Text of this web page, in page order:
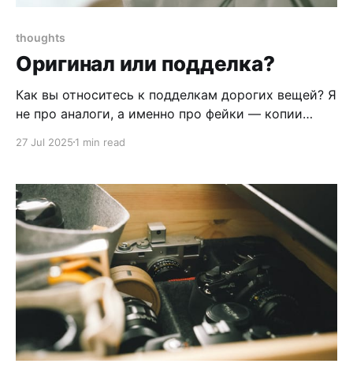
thoughts
Оригинал или подделка?
Как вы относитесь к подделкам дорогих вещей? Я
не про аналоги, а именно про фейки — копии
дорогих брендов вроде Stone Island, Fear of God и
вроде понятная: зачем платить в 4 раза больше,
27 Jul 2025 1 min read